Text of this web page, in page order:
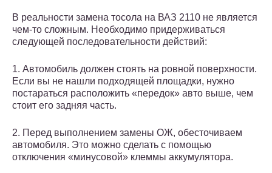
В реальности замена тосола на ВАЗ 2110 не является
чем-то сложным. Необходимо придерживаться
следующей последовательности действий:
1. Автомобиль должен стоять на ровной поверхности.
Если вы не нашли подходящей площадки, нужно
постараться расположить «передок» авто выше, чем
стоит его задняя часть.
2. Перед выполнением замены ОЖ, обесточиваем
автомобиля. Это можно сделать с помощью
отключения «минусовой» клеммы аккумулятора.